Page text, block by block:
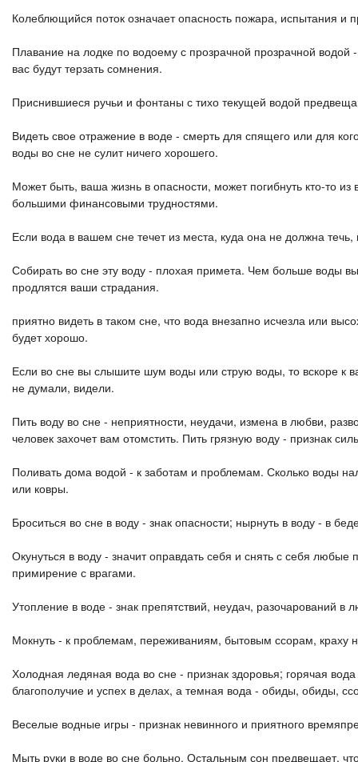
Колеблющийся поток означает опасность пожара, испытания и
Плавание на лодке по водоему с прозрачной прозрачной водой
вас будут терзать сомнения.
Приснившиеся ручьи и фонтаны с тихо текущей водой
Видеть свое отражение в воде - смерть для спящего или для
воды во сне не сулит ничего хорошего.
Может быть, ваша жизнь в опасности, может погибнуть кто-то
большими финансовыми трудностями.
Если вода в вашем сне течет из места, куда она не должна
Собирать во сне эту воду - плохая примета. Чем больше воды
продлятся ваши страдания.
приятно видеть в таком сне, что вода внезапно исчезла или
будет хорошо.
Если во сне вы слышите шум воды или струю воды, то вскоре к
не думали, видели.
Пить воду во сне - неприятности, неудачи, измена в любви,
человек захочет вам отомстить. Пить грязную воду - признак
Поливать дома водой - к заботам и проблемам. Сколько воды
или ковры.
Броситься во сне в воду - знак опасности; нырнуть в воду - в
Окунуться в воду - значит оправдать себя и снять с себя
примирение с врагами.
Утопление в воде - знак препятствий, неудач, разочарований в
Мокнуть - к проблемам, переживаниям, бытовым ссорам, краху
Холодная ледяная вода во сне - признак здоровья; горячая
благополучие и успех в делах, а темная вода - обиды, обиды,
Веселые водные игры - признак невинного и приятного
Мыть руки в воде во сне больно. Остальным сон предвещает,